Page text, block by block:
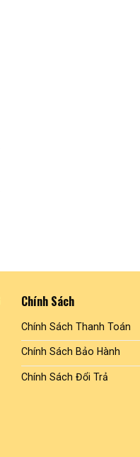
Chính Sách
Chính Sách Thanh Toán
Chính Sách Bảo Hành
Chính Sách Đổi Trả